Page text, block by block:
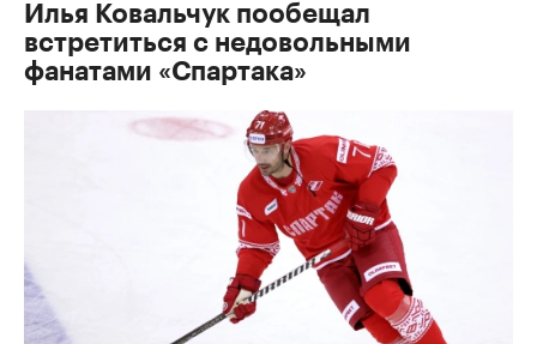
Илья Ковальчук пообещал
встретиться с недовольными
фанатами «Спартака»